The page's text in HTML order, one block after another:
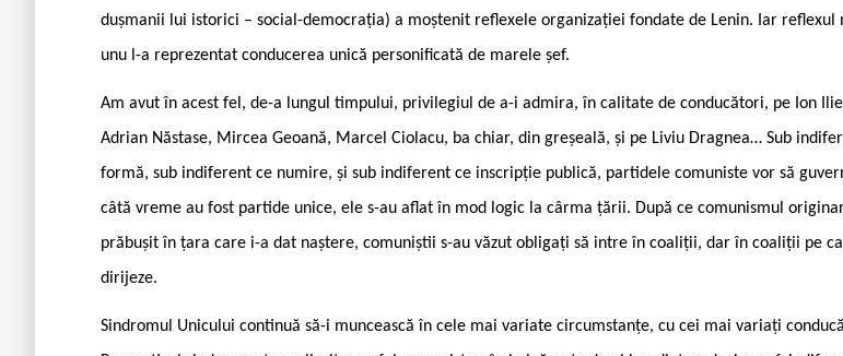
dușmanii lui istorici – social-democrația) a moștenit reflexele organizației fondate de Lenin. Iar reflexul
unu l-a reprezentat conducerea unică personificată de marele șef.
Am avut în acest fel, de-a lun­gul timpului, privilegiul de a-i admira, în calitate de conducători, pe Ion
Adrian Năstase, Mircea Geoană, Marcel Ciolacu, ba chiar, din greșeală, și pe Liviu Dragnea… Sub
formă, sub indife­rent ce numire, și sub indiferent ce inscripție publică, partidele comu­niste vor să
câtă vreme au fost partide unice, ele s-au aflat în mod logic la cârma țării. După ce comunismul
prăbușit în țara care i-a dat naștere, comu­niștii s-au văzut obligați să intre în coaliții, dar în coaliții pe
dirijeze.
Sindromul Unicului continuă să-i muncească în cele mai variate circumstanțe, cu cei mai variați